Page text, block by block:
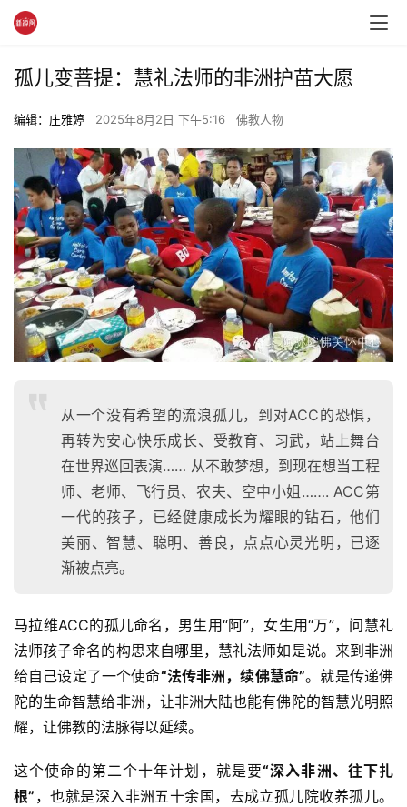
孤儿变菩提：慧礼法师的非洲护苗大愿​​
编辑：庄雅婷 2025年8月2日 下午5:16 佛教人物
从一个没有希望的流浪孤儿，到对ACC的恐惧，
再转为安心快乐成长、受教育、习武，站上舞台
在世界巡回表演…… 从不敢梦想，到现在想当工程
师、老师、飞行员、农夫、空中小姐……. ACC第
一代的孩子，已经健康成长为耀眼的钻石，他们
美丽、智慧、聪明、善良，点点心灵光明，已逐
渐被点亮。
马拉维ACC的孤儿命名，男生用“阿”，女生用“万”，问慧礼
法师孩子命名的构思来自哪里，慧礼法师如是说。来到非洲
给自己设定了一个使命“法传非洲，续佛慧命”。就是传递佛
陀的生命智慧给非洲，让非洲大陆也能有佛陀的智慧光明照
耀，让佛教的法脉得以延续。
这个使命的第二个十年计划，就是要“深入非洲、往下扎
根” ，也就是深入非洲五十余国，去成立孤儿院收养孤儿。